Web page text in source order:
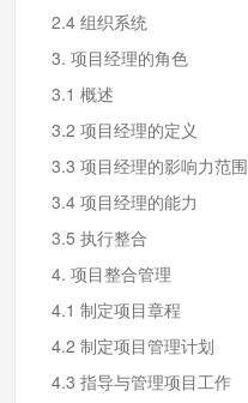
2.4 组织系统
3. 项目经理的角色
3.1 概述
3.2 项目经理的定义
3.3 项目经理的影响力范围
3.4 项目经理的能力
3.5 执行整合
4. 项目整合管理
4.1 制定项目章程
4.2 制定项目管理计划
4.3 指导与管理项目工作